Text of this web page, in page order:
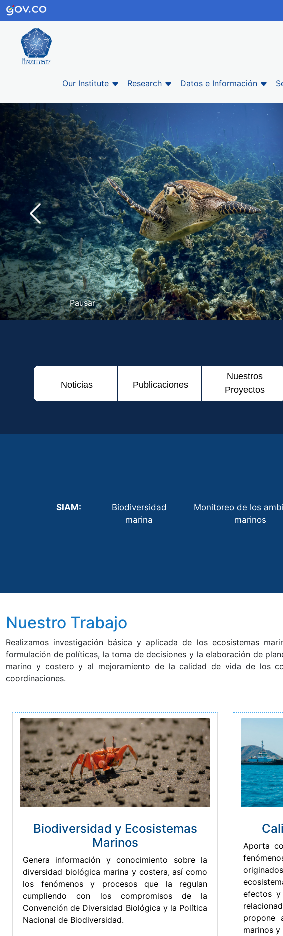
Our Institute Research Datos e Información
Pausar
Noticias Publicaciones
Nuestros
Proyectos
SIAM:
Biodiversidad
marina
Monitoreo de los
marinos
Nuestro Trabajo
Realizamos investigación básica y aplicada de los ecosistemas
formulación de políticas, la toma de decisiones y la elaboración de
marino y costero y al mejoramiento de la calidad de vida de los
coordinaciones.
Biodiversidad y Ecosistemas
Marinos
Genera información y conocimiento sobre la
diversidad biológica marina y costera, así como
los fenómenos y procesos que la regulan
cumpliendo con los compromisos de la
Convención de Diversidad Biológica y la Política
Nacional de Biodiversidad.
Aporta
efectos y
propone
marinos